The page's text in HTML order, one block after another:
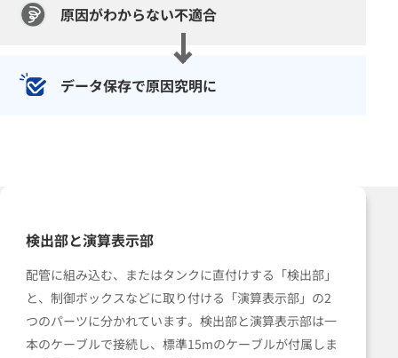
原因がわからない不適合
データ保存で原因究明に
検出部と演算表示部
配管に組み込む、またはタンクに直付けする「検出部」
と、制御ボックスなどに取り付ける「演算表示部」の2
つのパーツに分かれています。検出部と演算表示部は一
本のケーブルで接続し、標準15mのケーブルが付属しま